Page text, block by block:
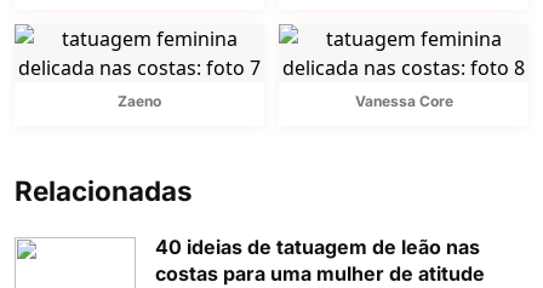
Zaeno Vanessa Core
Relacionadas
40 ideias de tatuagem de leão nas
costas para uma mulher de atitude